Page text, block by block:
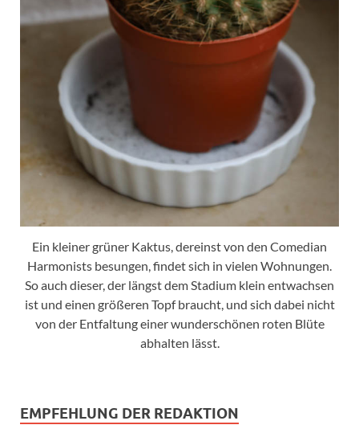
Ein kleiner grüner Kaktus, dereinst von den Comedian
Harmonists besungen, findet sich in vielen Wohnungen.
So auch dieser, der längst dem Stadium klein entwachsen
ist und einen größeren Topf braucht, und sich dabei nicht
von der Entfaltung einer wunderschönen roten Blüte
abhalten lässt.
EMPFEHLUNG DER REDAKTION